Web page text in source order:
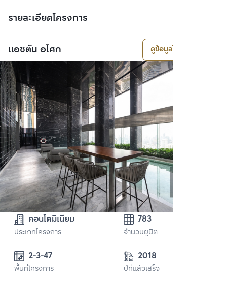
รายละเอียดโครงการ
แอชตัน อโศก ดูข้อมูลโครงการ
คอนโดมิเนียม
ประเภทโครงการ
783
จำนวนยูนิต
2-3-47
พื้นที่โครงการ
2018
ปีที่แล้วเสร็จ